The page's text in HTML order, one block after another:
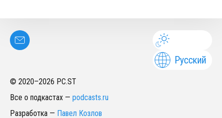
Русский
© 2020–2026 PC.ST
Все о подкастах — podcasts.ru
Разработка — Павел Козлов